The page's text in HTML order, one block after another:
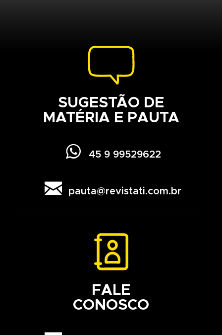
SUGESTÃO DE
MATÉRIA E PAUTA
 45 9 99529622
 pauta@revistati.com.br
FALE
CONOSCO